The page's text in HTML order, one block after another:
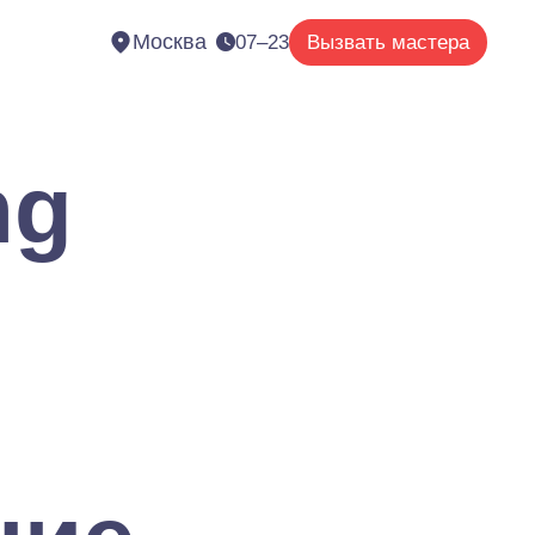
Москва 07–23 Вызвать мастера